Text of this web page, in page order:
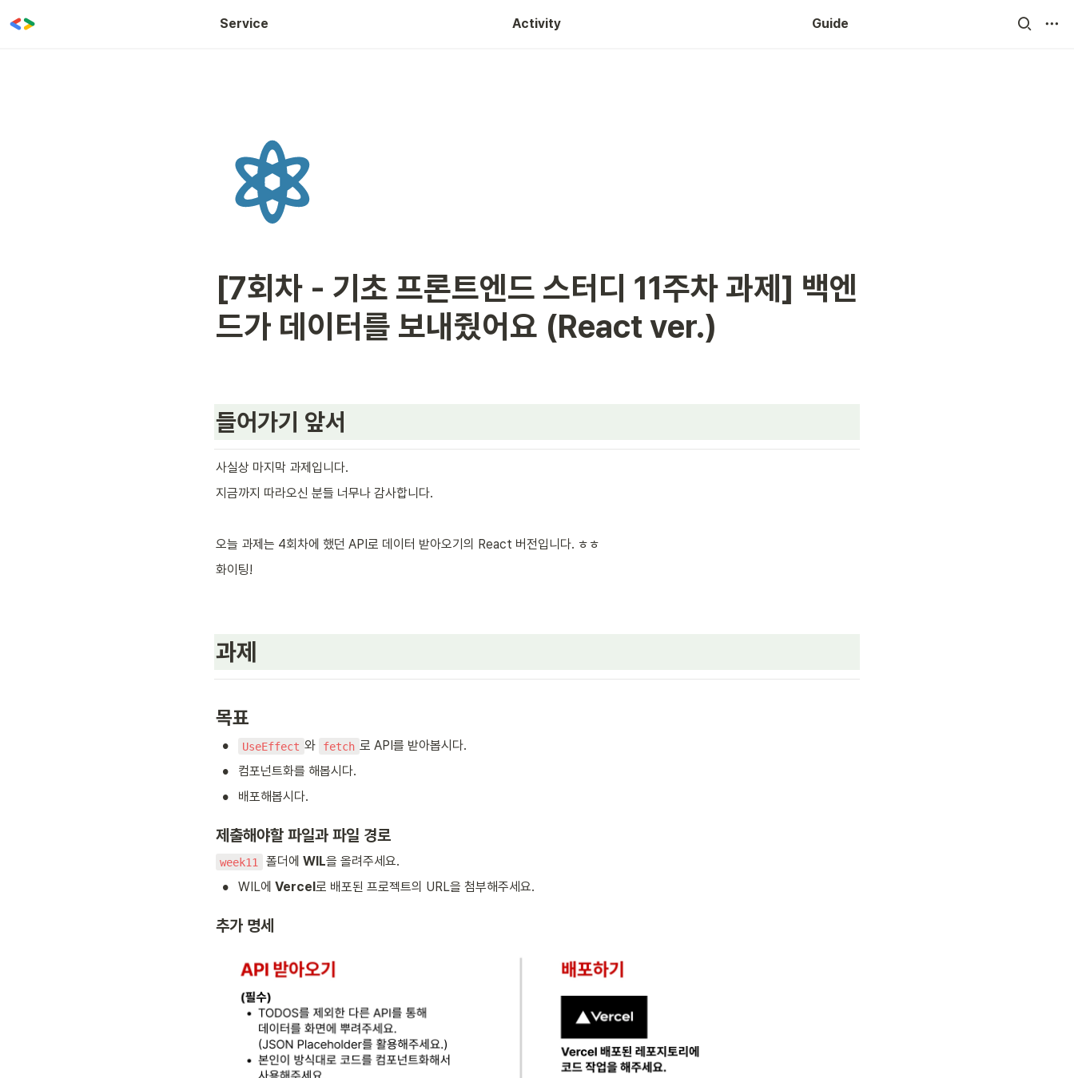
Service Activity Guide
WOW CLASS
[7회차 - 기초 프론트엔드 스터디 11주차 과제] 백엔
드가 데이터를 보내줬어요 (React ver.)
들어가기 앞서
사실상 마지막 과제입니다.
지금까지 따라오신 분들 너무나 감사합니다.
오늘 과제는 4회차에 했던 API로 데이터 받아오기의 React 버전입니다. ㅎㅎ
화이팅!
과제
목표
• UseEffect 와 fetch 로 API를 받아봅시다.
• 컴포넌트화를 해봅시다.
• 배포해봅시다.
제출해야할 파일과 파일 경로
week11 폴더에 WIL을 올려주세요.
• WIL에 Vercel 로 배포된 프로젝트의 URL을 첨부해주세요.
추가 명세